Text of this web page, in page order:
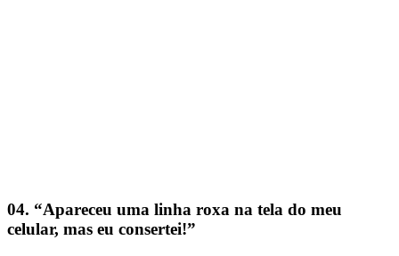
04. “Apareceu uma linha roxa na tela do meu
celular, mas eu consertei!”